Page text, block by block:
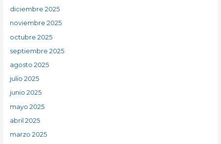
diciembre 2025
noviembre 2025
octubre 2025
septiembre 2025
agosto 2025
julio 2025
junio 2025
mayo 2025
abril 2025
marzo 2025